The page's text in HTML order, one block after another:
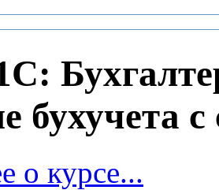
бухучета
о курсе...